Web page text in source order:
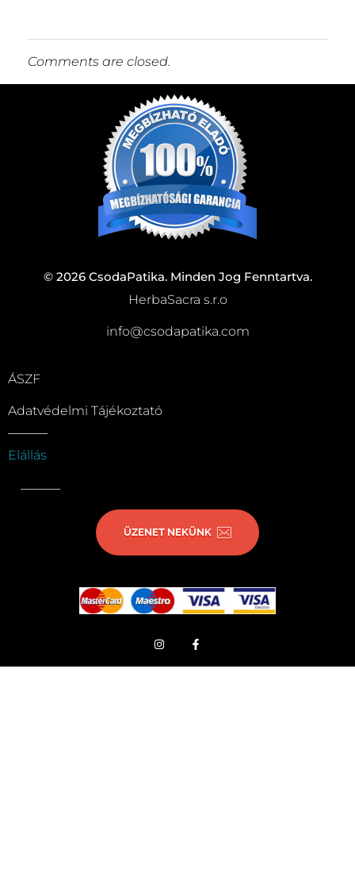
Comments are closed.
© 2026 CsodaPatika. Minden Jog Fenntartva.
HerbaSacra s.r.o
info@csodapatika.com
ÁSZF
Adatvédelmi Tájékoztató
Elállás
ÜZENET NEKÜNK